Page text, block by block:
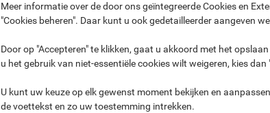
bakplaten met een groep
T.w.v. € 29,99
Anti-aanbaklaag
Verwijderbare grillplaat
Instelbare thermostaat
Inclusief 8
Meer informatie over de door ons geïntegreerde Cookies en
"Cookies beheren". Daar kunt u ook gedetailleerder aangeven
Door op "Accepteren" te klikken, gaat u akkoord met het
u het gebruik van niet-essentiële cookies wilt weigeren, kies dan
U kunt uw keuze op elk gewenst moment bekijken en
de voettekst en zo uw toestemming intrekken.